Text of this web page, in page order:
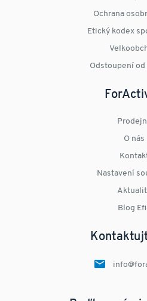
Ochrana
Etický kodex
Odstoupení
O nás
Nastavení
Blog